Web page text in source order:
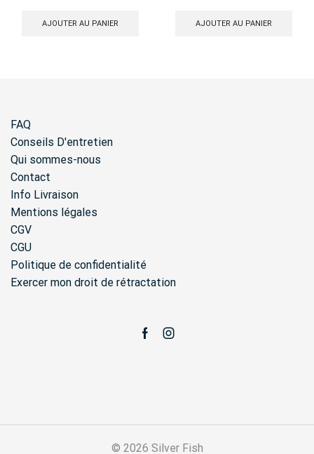
AJOUTER AU PANIER AJOUTER AU PANIER
FAQ
Conseils D'entretien
Qui sommes-nous
Contact
Info Livraison
Mentions légales
CGV
CGU
Politique de confidentialité
Exercer mon droit de rétractation
FacebookInstagram
© 2026 Silver Fish